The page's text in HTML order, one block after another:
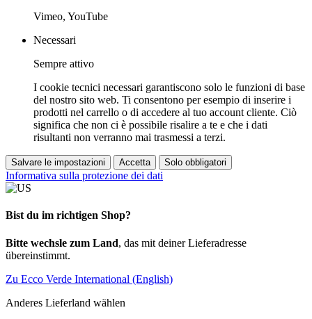
Vimeo, YouTube
Necessari
Sempre attivo
I cookie tecnici necessari garantiscono solo le funzioni di base
del nostro sito web. Ti consentono per esempio di inserire i
prodotti nel carrello o di accedere al tuo account cliente. Ciò
significa che non ci è possibile risalire a te e che i dati
risultanti non verranno mai trasmessi a terzi.
Salvare le impostazioni Accetta Solo obbligatori
Informativa sulla protezione dei dati
Bist du im richtigen Shop?
Bitte wechsle zum Land, das mit deiner Lieferadresse
übereinstimmt.
Zu Ecco Verde International (English)
Anderes Lieferland wählen